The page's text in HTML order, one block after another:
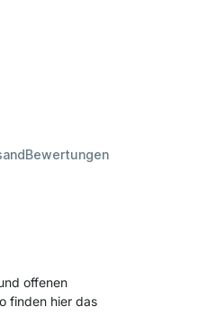
Bewertungen
offenen
finden hier das